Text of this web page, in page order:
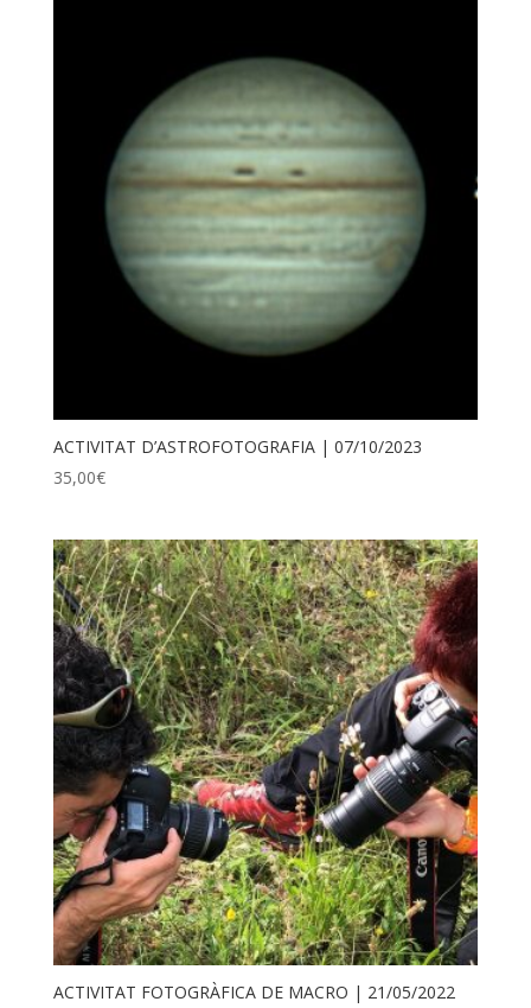
ACTIVITAT D’ASTROFOTOGRAFIA | 07/10/2023
35,00€
ACTIVITAT FOTOGRÀFICA DE MACRO | 21/05/2022